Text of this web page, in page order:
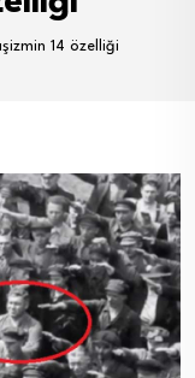
14 özelliği